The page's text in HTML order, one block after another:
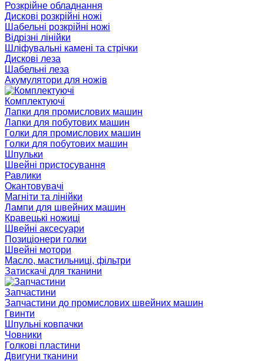
Розкрійне обладнання
Дискові розкрійні ножі
Шабельні розкрійні ножі
Відрізні лінійки
Шліфувальні камені та стрічки
Дискові леза
Шабельні леза
Акумулятори для ножів
Комплектуючі
Лапки для промислових машин
Лапки для побутових машин
Голки для промислових машин
Голки для побутових машин
Шпульки
Швейні пристосування
Равлики
Окантовувачі
Магніти та лінійки
Лампи для швейних машин
Кравецькі ножиці
Швейні аксесуари
Позиціонери голки
Швейні мотори
Масло, мастильниці, фільтри
Затискачі для тканини
Запчастини
Запчастини до промислових швейних машин
Гвинти
Шпульні ковпачки
Човники
Голкові пластини
Двигуни тканини